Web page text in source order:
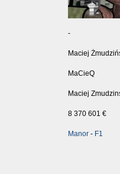
-
Maciej
MaCieQ
Maciej
8 370 601 €
Manor - F1